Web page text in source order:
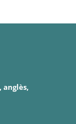
anglès,